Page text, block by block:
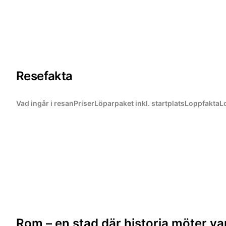
Resefakta
Vad ingår i resanPriserLöparpaket inkl. startplatsLoppfakta